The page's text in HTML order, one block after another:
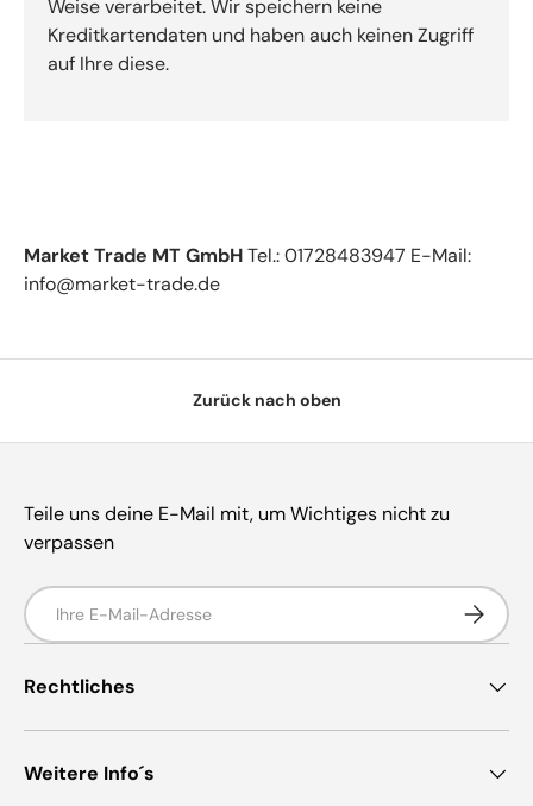
Weise verarbeitet. Wir speichern keine
Kreditkartendaten und haben auch keinen Zugriff
auf Ihre diese.
Market Trade MT GmbHTel.: 01728483947 E-Mail:
info@market-trade.de
Zurück nach oben
Teile uns deine E-Mail mit, um Wichtiges nicht zu
verpassen
E-Mail
Rechtliches
Weitere Info´s